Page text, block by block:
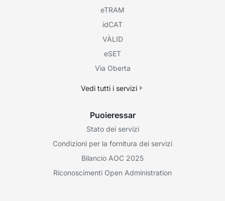
eTRAM
idCAT
VÀLID
eSET
Via Oberta
Vedi tutti i servizi
Puoieressar
Stato dei servizi
Condizioni per la fornitura dei servizi
Bilancio AOC 2025
Riconoscimenti Open Administration